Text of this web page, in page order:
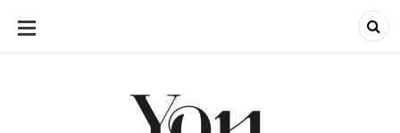
SKIP